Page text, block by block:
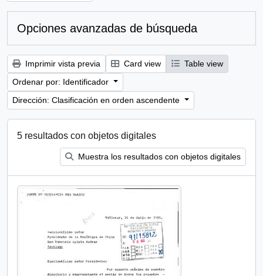
Opciones avanzadas de búsqueda
Imprimir vista previa Card view
Table view
Ordenar por: Identificador
Dirección: Clasificación en orden ascendente
5 resultados con objetos digitales
Muestra los resultados con objetos digitales